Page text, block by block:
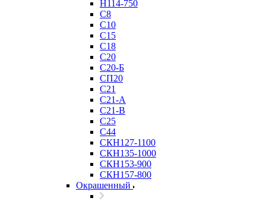
Н114-750
С8
С10
С15
С18
С20
С20-Б
СП20
С21
С21-А
С21-В
С25
С44
СКН127-1100
СКН135-1000
СКН153-900
СКН157-800
Окрашенный